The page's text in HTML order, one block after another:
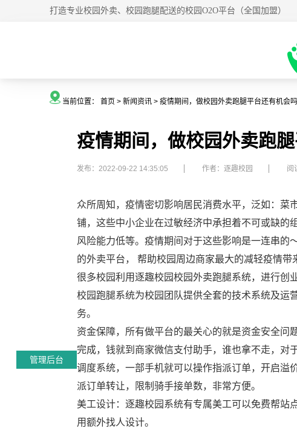
打造专业校园外卖、校园跑腿配送的校园O2O平台（全国加盟）
管理后台
当前位置： 首页 > 新闻资讯 > 疫情期间，做校园外卖跑腿平台还有机会吗
疫情期间，做校园外卖跑腿
发布：2022-09-22 14:35:05 作者：逐趣校园 阅
众所周知，疫情密切影响居民消费水平，泛如：菜
铺，这些中小企业在过敏经济中承担着不可或缺的
风险能力低等。疫情期间对于这些影响是一连串的
的外卖平台， 帮助校园周边商家最大的减轻疫情带
很多校园利用逐趣校园校园外卖跑腿系统，进行创
校园跑腿系统为校园团队提供全套的技术系统及运
务。
资金保障，所有做平台的最关心的就是资金安全问
完成，钱就到商家微信支付助手，谁也拿不走，对
调度系统，一部手机就可以操作指派订单，开启溢
派订单转让，限制骑手接单数，非常方便。
美工设计：逐趣校园系统有专属美工可以免费帮站
用额外找人设计。